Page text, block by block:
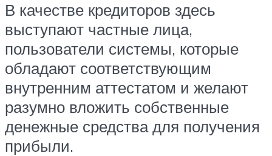
В качестве кредиторов здесь
выступают частные лица,
пользователи системы, которые
обладают соответствующим
внутренним аттестатом и желают
разумно вложить собственные
денежные средства для получения
прибыли.